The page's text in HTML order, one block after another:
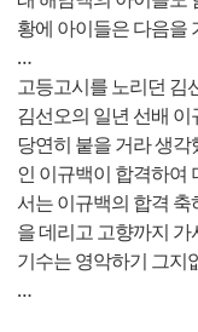
황에 아이들은 다음을
…
고등고시를 노리던 김
김선오의 일년 선배
당연히 붙을 거라 생
인 이규백이 합격하여
서는 이규백의 합격
을 데리고 고향까지
기수는 영악하기 그지
…